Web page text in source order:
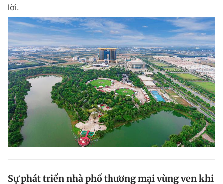
lời.
Sự phát triển nhà phố thương mại vùng ven khi